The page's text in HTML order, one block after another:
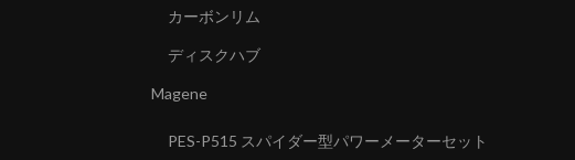
カーボンリム
ディスクハブ
Magene
PES-P515 スパイダー型パワーメーターセット